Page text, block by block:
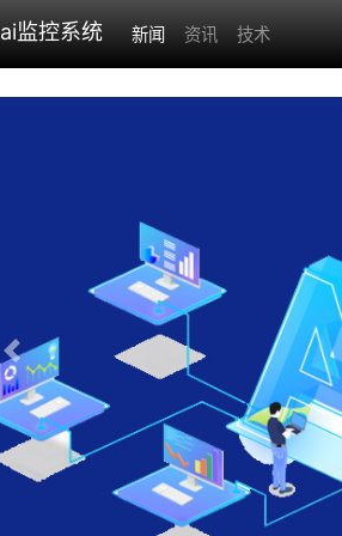
ai监控系统 新闻 资讯 技术
Previous